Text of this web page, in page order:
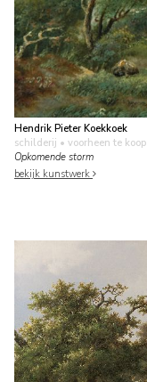
Hendrik Pieter Koekkoek
schilderij • voorheen te koop
Opkomende storm
bekijk kunstwerk